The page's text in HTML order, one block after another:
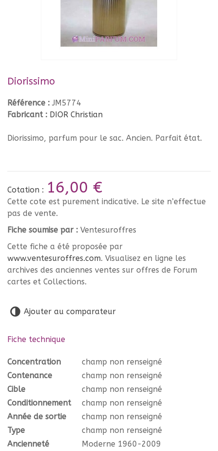
Diorissimo
Référence : JM5774
Fabricant : DIOR Christian
Diorissimo, parfum pour le sac. Ancien. Parfait état.
Cotation : 16,00 €
Cette cote est purement indicative. Le site n’effectue
pas de vente.
Fiche soumise par : Ventesuroffres
Cette fiche a été proposée par
www.ventesuroffres.com. Visualisez en ligne les
archives des anciennes ventes sur offres de Forum
cartes et Collections.
Ajouter au comparateur
Fiche technique
Concentration
champ non renseigné
Contenance
champ non renseigné
Cible
champ non renseigné
Conditionnement
champ non renseigné
Année de sortie
champ non renseigné
Type
champ non renseigné
Ancienneté
Moderne 1960-2009